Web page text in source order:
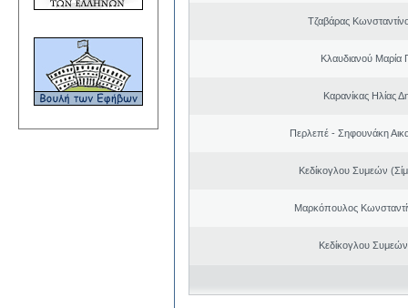
Τζαβάρας
Κλαυδιανού Μαρία
Καρανίκας Ηλίας
Περλεπέ - Σηφουνάκη
Κεδίκογλου Συμεών
Μαρκόπουλος
Κεδίκογλου